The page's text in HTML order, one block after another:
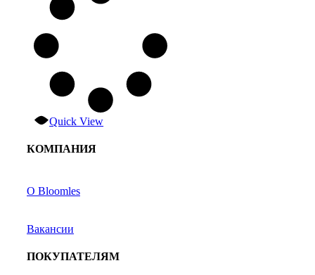
Quick View
КОМПАНИЯ
О Bloomles
Вакансии
ПОКУПАТЕЛЯМ